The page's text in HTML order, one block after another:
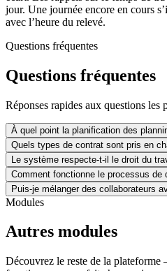
jour. Une journée encore en cours
avec l’heure du relevé.
Questions fréquentes
Questions fréquentes
Réponses rapides aux questions les
À quel point la planification des
Quels types de contrat sont pris en
Le système respecte-t-il le droit du
Comment fonctionne le processus de
Puis-je mélanger des collaborateurs
Modules
Autres modules
Découvrez le reste de la plateforme